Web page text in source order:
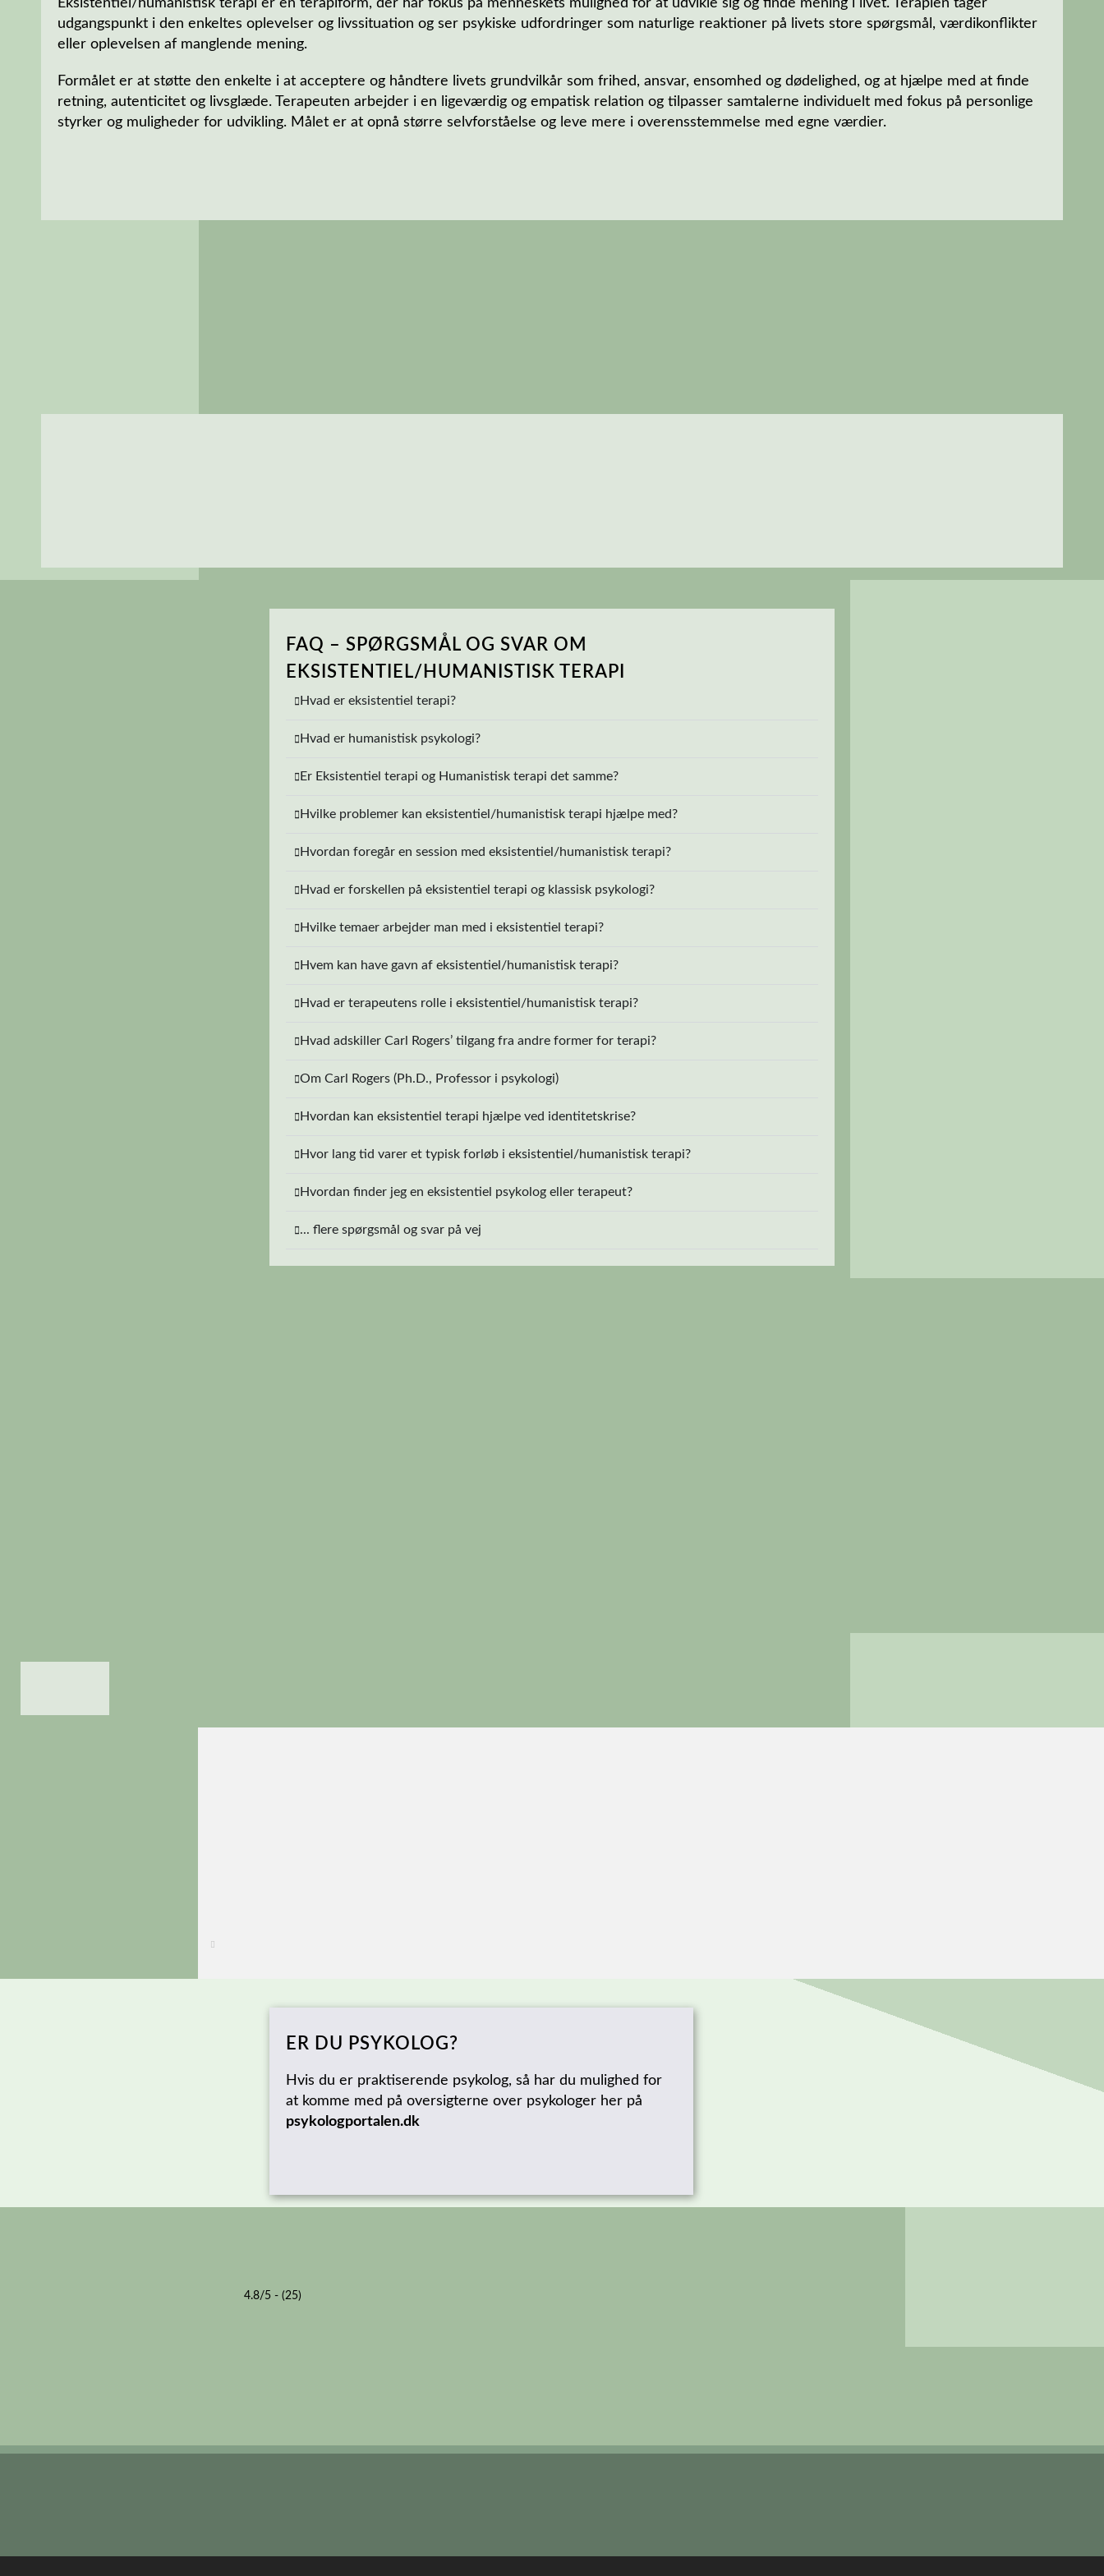
Eksistentiel/humanistisk terapi er en terapiform, der har fokus på menneskets mulighed for at udvikle sig og finde mening i livet. Terapien tager
udgangspunkt i den enkeltes oplevelser og livssituation og ser psykiske udfordringer som naturlige reaktioner på livets store spørgsmål, værdikonflikter
eller oplevelsen af manglende mening.
Formålet er at støtte den enkelte i at acceptere og håndtere livets grundvilkår som frihed, ansvar, ensomhed og dødelighed, og at hjælpe med at finde
retning, autenticitet og livsglæde. Terapeuten arbejder i en ligeværdig og empatisk relation og tilpasser samtalerne individuelt med fokus på personlige
styrker og muligheder for udvikling. Målet er at opnå større selvforståelse og leve mere i overensstemmelse med egne værdier.
FAQ – SPØRGSMÅL OG SVAR OM
EKSISTENTIEL/HUMANISTISK TERAPI
Hvad er eksistentiel terapi?
Hvad er humanistisk psykologi?
Er Eksistentiel terapi og Humanistisk terapi det samme?
Hvilke problemer kan eksistentiel/humanistisk terapi hjælpe med?
Hvordan foregår en session med eksistentiel/humanistisk terapi?
Hvad er forskellen på eksistentiel terapi og klassisk psykologi?
Hvilke temaer arbejder man med i eksistentiel terapi?
Hvem kan have gavn af eksistentiel/humanistisk terapi?
Hvad er terapeutens rolle i eksistentiel/humanistisk terapi?
Hvad adskiller Carl Rogers’ tilgang fra andre former for terapi?
Om Carl Rogers (Ph.D., Professor i psykologi)
Hvordan kan eksistentiel terapi hjælpe ved identitetskrise?
Hvor lang tid varer et typisk forløb i eksistentiel/humanistisk terapi?
Hvordan finder jeg en eksistentiel psykolog eller terapeut?
... flere spørgsmål og svar på vej
ER DU PSYKOLOG?
Hvis du er praktiserende psykolog, så har du mulighed for
at komme med på oversigterne over psykologer her på
psykologportalen.dk
4.8/5 - (25)